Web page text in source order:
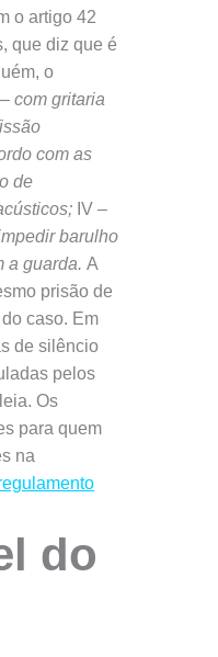
o artigo 42
que diz que é
o
– com gritaria
com as
de
IV –
barulho
a guarda. A
prisão de
caso. Em
de silêncio
pelos
Os
para quem
na
do